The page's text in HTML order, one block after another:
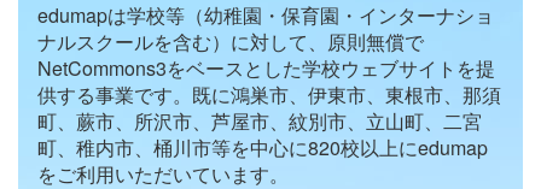
edumapは学校等（幼稚園・保育園・インターナショ
ナルスクールを含む）に対して、原則無償で
NetCommons3をベースとした学校ウェブサイトを提
供する事業です。既に鴻巣市、伊東市、東根市、那須
町、蕨市、所沢市、芦屋市、紋別市、立山町、二宮
町、稚内市、桶川市等を中心に820校以上にedumap
をご利用いただいています。